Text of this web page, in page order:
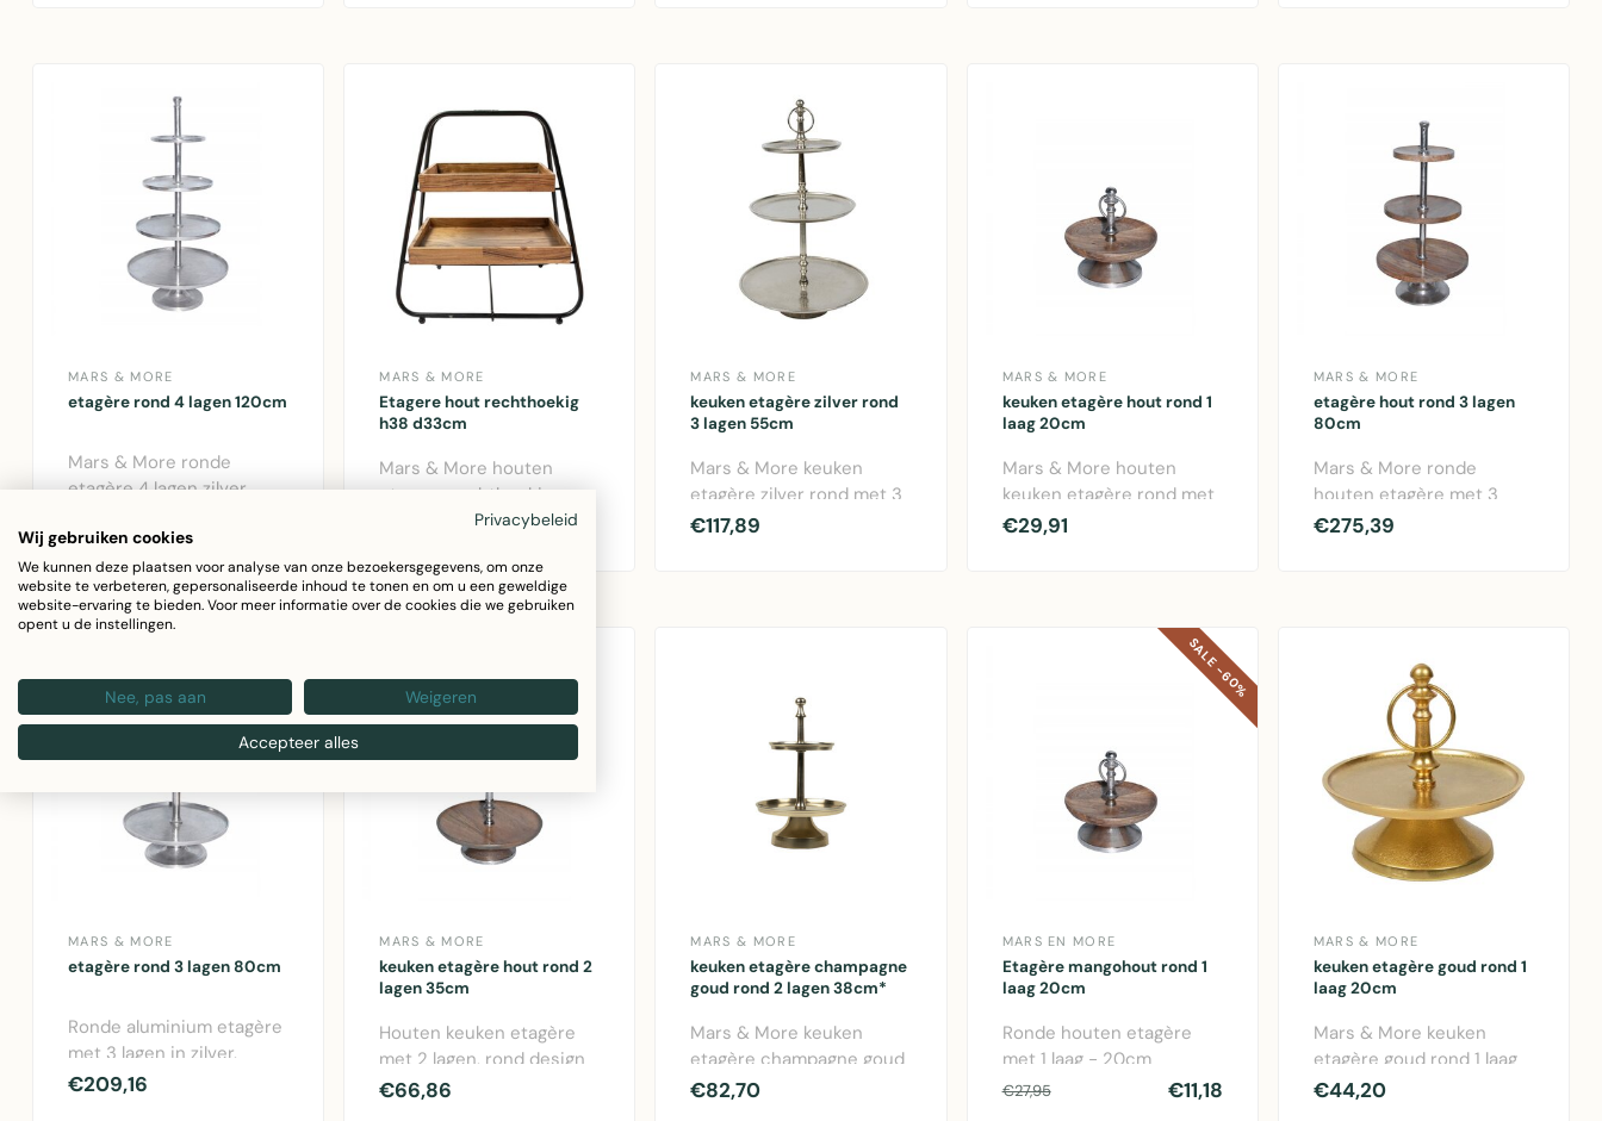
MARS & MORE
etagère rond 4 lagen 120cm
Mars & More ronde
etagère 4 lagen zilver
constructie, elegant ..
MARS & MORE
Etagere hout rechthoekig
h38 d33cm
Mars & More houten
etagere rechthoekig
38cm hoog. Stijlvolle
MARS & MORE
keuken etagère zilver rond
3 lagen 55cm
Mars & More keuken
etagère zilver rond met 3
lagen. Elegante aluminium
€117,89
MARS & MORE
keuken etagère hout rond 1
laag 20cm
Mars & More houten
keuken etagère rond met
1 laag. Compact formaat
€29,91
MARS & MORE
etagère hout rond 3 lagen
80cm
Mars & More ronde
houten etagère met 3
lagen. Perfect voor het
€275,39
MARS & MORE
etagère rond 3 lagen 80cm
Ronde aluminium etagère
met 3 lagen in zilver.
Moderne wookaccessoire
€209,16
MARS & MORE
keuken etagère hout rond 2
lagen 35cm
Houten keuken etagère
met 2 lagen, rond design
van 35cm. Perfect voor
€66,86
MARS & MORE
keuken etagère champagne
goud rond 2 lagen 38cm*
Mars & More keuken
etagère champagne goud
met 2 lagen. Ronde design
€82,70
SALE -60%
MARS EN MORE
Etagère mangohout rond 1
laag 20cm
Ronde houten etagère
met 1 laag - 20cm
diameter - praktische
€27,95 €11,18
MARS & MORE
keuken etagère goud rond 1
laag 20cm
Mars & More keuken
etagère goud rond 1 laag
20cm. Elegante aluminium
€44,20
Privacybeleid
Wij gebruiken cookies
We kunnen deze plaatsen voor analyse van onze bezoekersgegevens, om onze
website te verbeteren, gepersonaliseerde inhoud te tonen en om u een geweldige
website-ervaring te bieden. Voor meer informatie over de cookies die we gebruiken
opent u de instellingen.
Nee, pas aan Weigeren
Accepteer alles